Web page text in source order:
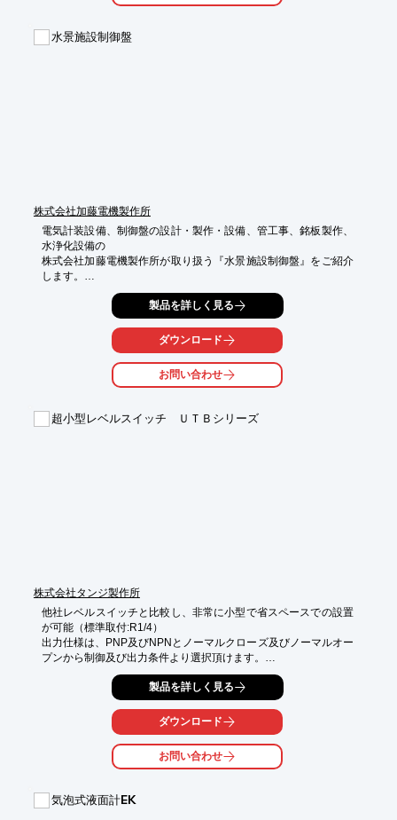
・スムーズな情報伝達による業務効率化
水景施設制御盤
株式会社加藤電機製作所
電気計装設備、制御盤の設計・製作・設備、管工事、銘板製作、
水浄化設備の
株式会社加藤電機製作所が取り扱う『水景施設制御盤』をご紹介
します。
当製品は、公園の人工の川と滝、ちょっとした噴水を制御する盤
植栽で隠れるように高さが低くされています。
■公園の人工の川・滝・ちょっとした噴水を制御
■植栽で隠れる高さ
※詳しくはPDF資料をご覧いただくか、お気軽にお問い合わせ下
製品を詳しく見る
ダウンロード
お問い合わせ
超小型レベルスイッチ ＵＴＢシリーズ
株式会社タンジ製作所
他社レベルスイッチと比較し、非常に小型で省スペースでの設置
が可能（標準取付:R1/4）
出力仕様は、PNP及びNPNとノーマルクローズ及びノーマルオー
プンから制御及び出力条件より選択頂けます。
測定対象は、流体・（粉体・粒体）の殆どが測定可能となりま
耐圧は設計圧力にて2MPaまで標準仕様で可能です。
製品を詳しく見る
ダウンロード
お問い合わせ
気泡式液面計EK